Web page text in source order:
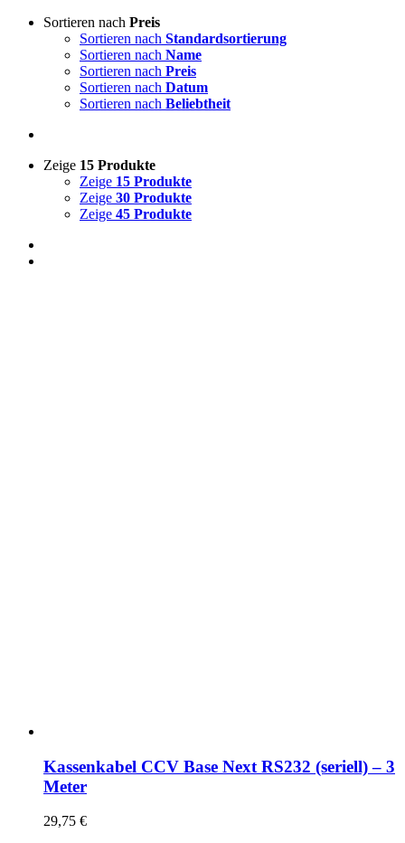
Sortieren nach Preis
Sortieren nach Standardsortierung
Sortieren nach Name
Sortieren nach Preis
Sortieren nach Datum
Sortieren nach Beliebtheit
Zeige 15 Produkte
Zeige 15 Produkte
Zeige 30 Produkte
Zeige 45 Produkte
Kassenkabel CCV Base Next RS232 (seriell) – 3
Meter
29,75 €